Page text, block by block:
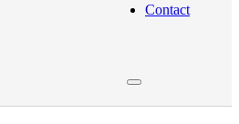
Contact